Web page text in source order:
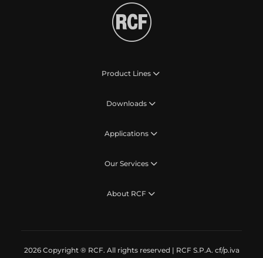
Product Lines
Downloads
Applications
Our Services
About RCF
2026 Copyright ® RCF. All rights reserved | RCF S.P.A. cf/p.iva